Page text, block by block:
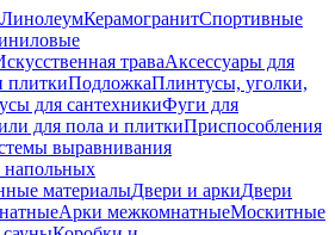
ЛинолеумКерамогранитСпортивные
траваАксессуары для
плиткиПодложкаПлинтусы, уголки,
для сантехникиФуги для
для пола и плиткиПриспособления
выравнивания
напольных
материалыДвери и аркиДвери
Арки межкомнатныеМоскитные